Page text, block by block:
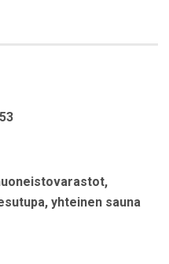
,
, yhteinen sauna